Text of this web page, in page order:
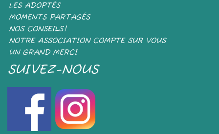
LES ADOPTÉS
MOMENTS PARTAGÉS
NOS CONSEILS!
NOTRE ASSOCIATION COMPTE SUR VOUS
UN GRAND MERCI
SUIVEZ-NOUS